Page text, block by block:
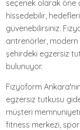
seçenek olarak öne
hissedebilir,
güvenebilirsiniz.
antrenörler, modern
şehirdeki egzersiz
bulunuyor.
Fizyoform
egzersiz tutkusu
müşteri
fitness merkezi,